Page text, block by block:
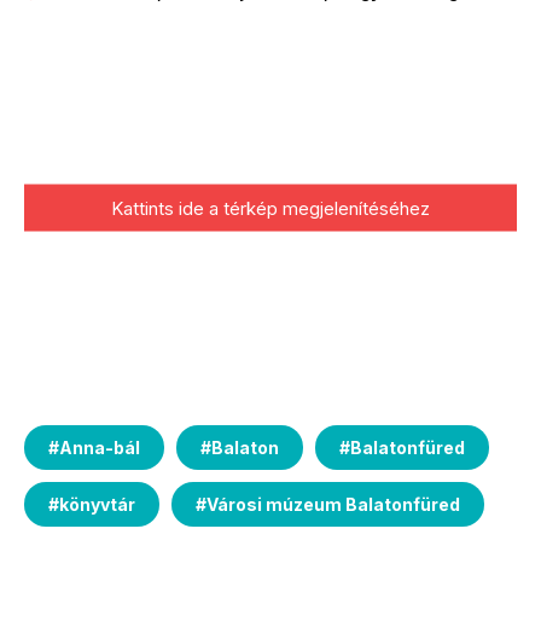
Kattints ide a térkép megjelenítéséhez
#Anna-bál #Balaton #Balatonfüred
#könyvtár #Városi múzeum Balatonfüred